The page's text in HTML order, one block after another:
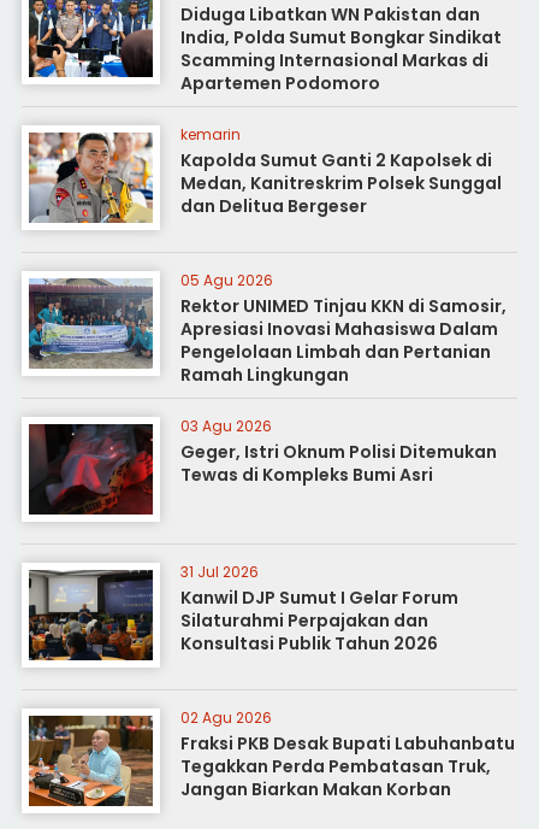
Diduga Libatkan WN Pakistan dan
India, Polda Sumut Bongkar Sindikat
Scamming Internasional Markas di
Apartemen Podomoro
kemarin
Kapolda Sumut Ganti 2 Kapolsek di
Medan, Kanitreskrim Polsek Sunggal
dan Delitua Bergeser
05 Agu 2026
Rektor UNIMED Tinjau KKN di Samosir,
Apresiasi Inovasi Mahasiswa Dalam
Pengelolaan Limbah dan Pertanian
Ramah Lingkungan
03 Agu 2026
Geger, Istri Oknum Polisi Ditemukan
Tewas di Kompleks Bumi Asri
31 Jul 2026
Kanwil DJP Sumut I Gelar Forum
Silaturahmi Perpajakan dan
Konsultasi Publik Tahun 2026
02 Agu 2026
Fraksi PKB Desak Bupati Labuhanbatu
Tegakkan Perda Pembatasan Truk,
Jangan Biarkan Makan Korban